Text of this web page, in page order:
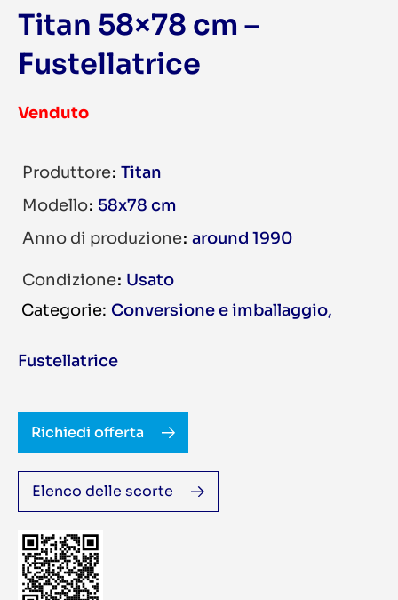
Titan 58×78 cm –
Fustellatrice
Venduto
Produttore Titan
Modello 58x78 cm
Anno di produzione around 1990
Condizione Usato
Conversione e imballaggio
Fustellatrice
Richiedi offerta
Elenco delle scorte